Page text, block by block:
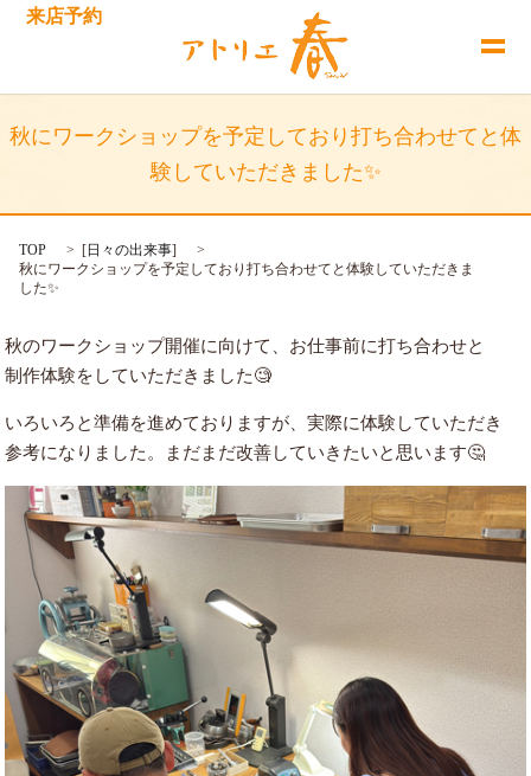
来店予約
秋にワークショップを予定しており打ち合わせてと体
験していただきました✨
TOP [日々の出来事]
秋にワークショップを予定しており打ち合わせてと体験していただきま
した✨
秋のワークショップ開催に向けて、お仕事前に打ち合わせと
制作体験をしていただきました🧐
いろいろと準備を進めておりますが、実際に体験していただき
参考になりました。まだまだ改善していきたいと思います🤔